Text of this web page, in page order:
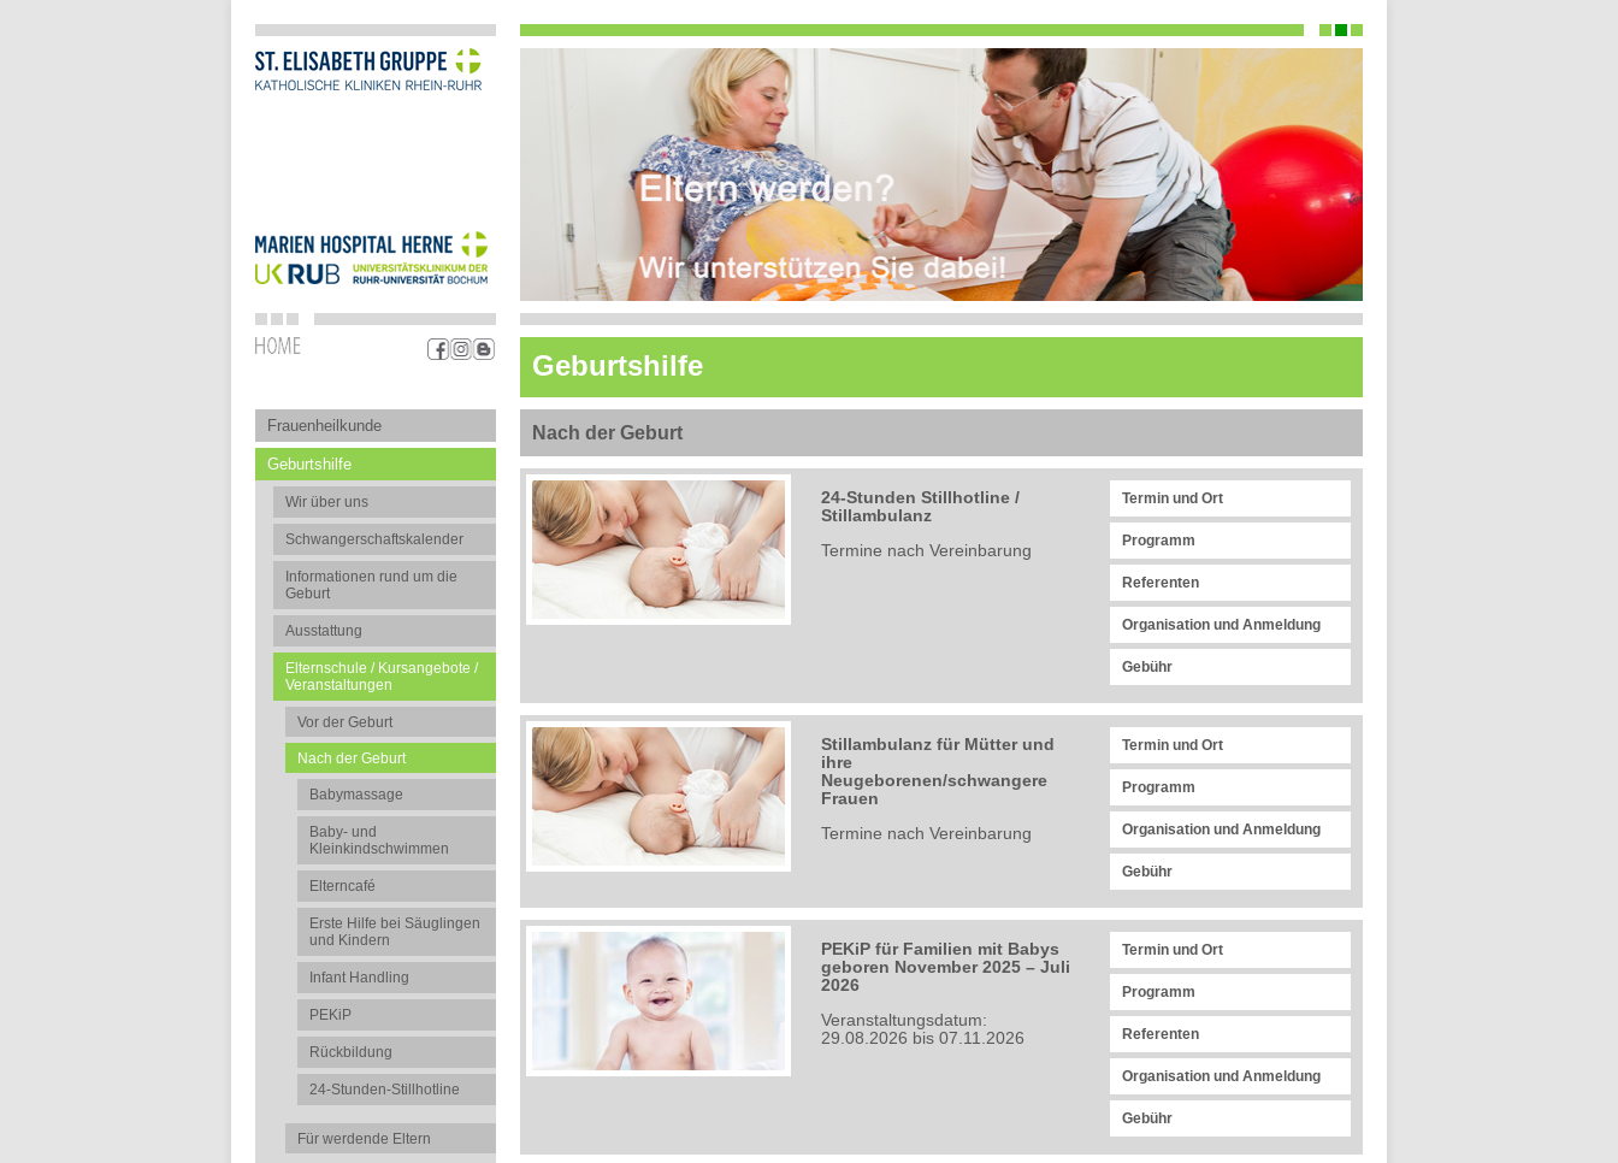
Geburtshilfe
Frauenheilkunde
Geburtshilfe
Wir über uns
Schwangerschaftskalender
Informationen rund um die
Geburt
Ausstattung
Elternschule / Kursangebote /
Veranstaltungen
Vor der Geburt
Nach der Geburt
Babymassage
Baby- und
Kleinkindschwimmen
Elterncafé
Erste Hilfe bei Säuglingen
und Kindern
Infant Handling
PEKiP
Rückbildung
24-Stunden-Stillhotline
Für werdende Eltern
Nach der Geburt
24-Stunden Stillhotline /
Stillambulanz
Termine nach Vereinbarung
Termin und Ort
Programm
Referenten
Organisation und Anmeldung
Gebühr
Stillambulanz für Mütter und
ihre
Neugeborenen/schwangere
Frauen
Termine nach Vereinbarung
Termin und Ort
Programm
Organisation und Anmeldung
Gebühr
PEKiP für Familien mit Babys
geboren November 2025 – Juli
2026
Veranstaltungsdatum:
29.08.2026 bis 07.11.2026
Termin und Ort
Programm
Referenten
Organisation und Anmeldung
Gebühr